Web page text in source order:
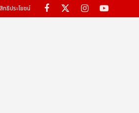
สิทธิประโยชน์